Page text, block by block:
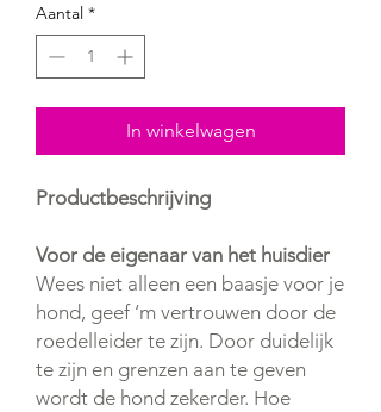
Aantal *
In winkelwagen
Productbeschrijving
Voor de eigenaar van het huisdier
Wees niet alleen een baasje voor je
hond, geef ‘m vertrouwen door de
roedelleider te zijn. Door duidelijk
te zijn en grenzen aan te geven
wordt de hond zekerder. Hoe